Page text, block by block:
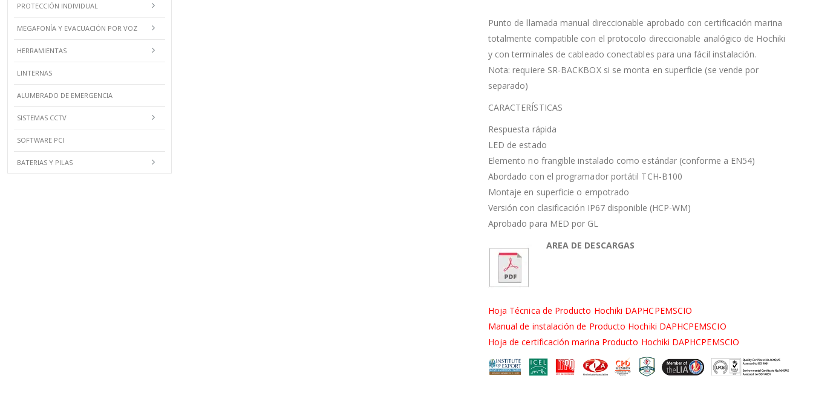
Punto de llamada manual direccionable aprobado con certificación marina
totalmente compatible con el protocolo direccionable analógico de Hochiki
y con terminales de cableado conectables para una fácil instalación.
Nota: requiere SR-BACKBOX si se monta en superficie (se vende por
separado)
CARACTERÍSTICAS
Respuesta rápida
LED de estado
Elemento no frangible instalado como estándar (conforme a EN54)
Abordado con el programador portátil TCH-B100
Montaje en superficie o empotrado
Versión con clasificación IP67 disponible (HCP-WM)
Aprobado para MED por GL
AREA DE DESCARGAS
Hoja Técnica de Producto Hochiki DAPHCPEMSCIO
Manual de instalación de Producto Hochiki DAPHCPEMSCIO
Hoja de certificación marina Producto Hochiki DAPHCPEMSCIO
PROTECCIÓN INDIVIDUAL
MEGAFONÍA Y EVACUACIÓN POR VOZ
HERRAMIENTAS
LINTERNAS
ALUMBRADO DE EMERGENCIA
SISTEMAS CCTV
SOFTWARE PCI
BATERIAS Y PILAS